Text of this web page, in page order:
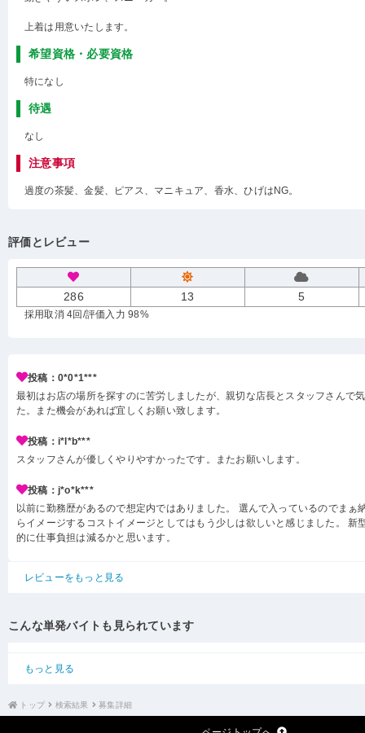
上着は用意いたします。
希望資格・必要資格
特になし
待遇
なし
注意事項
過度の茶髪、金髪、ピアス、マニキュア、香水、ひげはNG。
評価とレビュー
286 13 5
採用取消 4回 /評価入力 98%
投稿：0*0*1***
最初はお店の場所を探すのに苦労しましたが、親切な店長とスタッフさんで
た。また機会があれば宜しくお願い致します。
投稿：i*l*b***
スタッフさんが優しくやりやすかったです。またお願いします。
投稿：j*o*k***
以前に勤務歴があるので想定内ではありました。 選んで入っているのでまぁ
らイメージするコストイメージとしてはもう少しは欲しいと感じました。 新
的に仕事負担は減るかと思います。
レビューをもっと見る
こんな単発バイトも見られています
もっと見る
トップ 検索結果 募集詳細